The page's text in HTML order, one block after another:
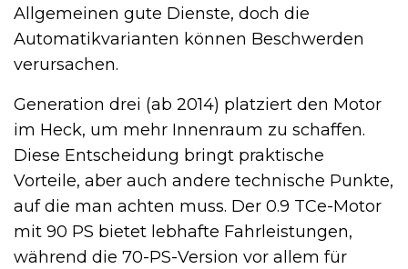
Allgemeinen gute Dienste, doch die
Automatikvarianten können Beschwerden
verursachen.
Generation drei (ab 2014) platziert den Motor
im Heck, um mehr Innenraum zu schaffen.
Diese Entscheidung bringt praktische
Vorteile, aber auch andere technische Punkte,
auf die man achten muss. Der 0.9 TCe-Motor
mit 90 PS bietet lebhafte Fahrleistungen,
während die 70-PS-Version vor allem für